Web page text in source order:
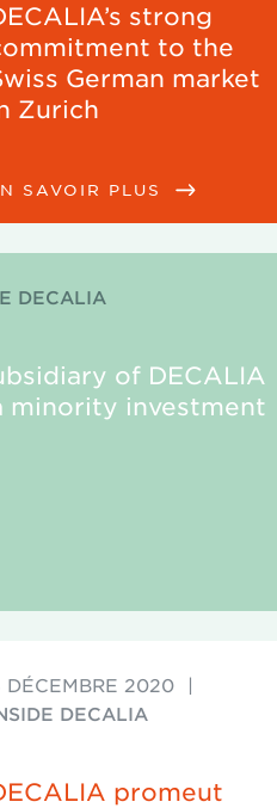
strong
to the
German market
Zurich
SAVOIR PLUS
DECALIA
of DECALIA
minority investment
DÉCEMBRE 2020
|
DECALIA
promeut